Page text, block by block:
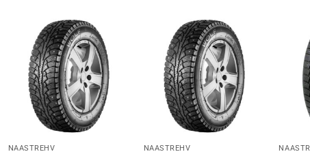
NAASTREHV NAASTREHV